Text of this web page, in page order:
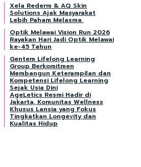
Xela Rederm & AQ Skin
Solutions Ajak Masyarakat
Lebih Paham Melasma
Optik Melawai Vision Run 2026
Rayakan Hari Jadi Optik Melawai
ke-45 Tahun
Gentem Lifelong Learning
Group Berkomitmen
Membangun Keterampilan dan
Kompetensi Lifelong Learning
Sejak Usia Dini
AgeLetics Resmi Hadir di
Jakarta, Komunitas Wellness
Khusus Lansia yang Fokus
Tingkatkan Longevity dan
Kualitas Hidup